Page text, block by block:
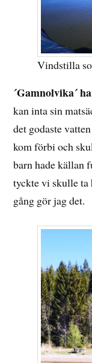
Vindstilla
´Gamnolvika´
kan inta sin
det godaste
kom förbi och
barn hade källan
tyckte vi skulle ta
gång gör jag det.